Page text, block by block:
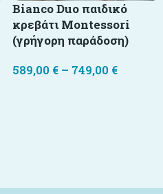
Bianco Duo παιδικό
κρεβάτι Montessori
(γρήγορη παράδοση)
589,00 € – 749,00 €